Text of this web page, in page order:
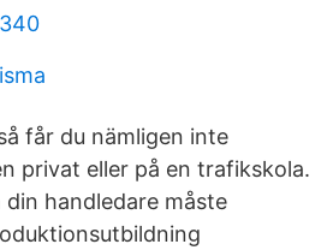
får du nämligen inte
privat eller på en trafikskola.
handledare måste